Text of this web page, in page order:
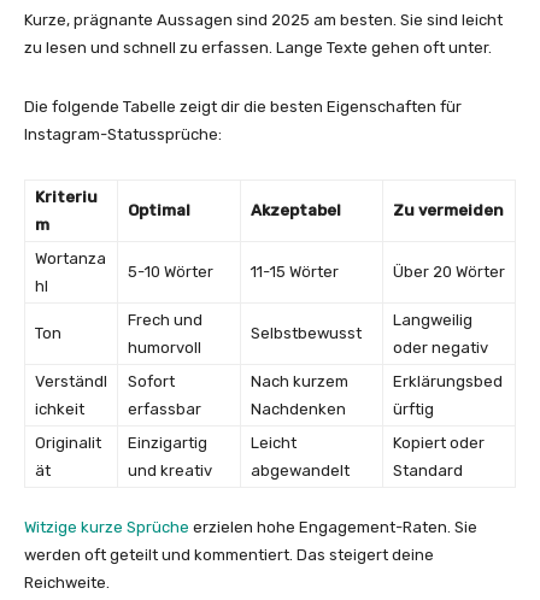
Kurze, prägnante Aussagen sind 2025 am besten. Sie sind leicht
zu lesen und schnell zu erfassen. Lange Texte gehen oft unter.
Die folgende Tabelle zeigt dir die besten Eigenschaften für
Instagram-Statussprüche:
Kriteriu
m
Optimal Akzeptabel Zu vermeiden
Wortanza
hl
5-10 Wörter 11-15 Wörter Über 20 Wörter
Ton
Frech und
humorvoll
Selbstbewusst
Langweilig
oder negativ
Verständl
ichkeit
Sofort
erfassbar
Nach kurzem
Nachdenken
Erklärungsbed
ürftig
Originalit
ät
Einzigartig
und kreativ
Leicht
abgewandelt
Kopiert oder
Standard
Witzige kurze Sprüche erzielen hohe Engagement-Raten. Sie
werden oft geteilt und kommentiert. Das steigert deine
Reichweite.